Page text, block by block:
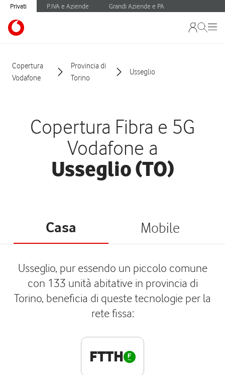
Privati P.IVA e Aziende Grandi Aziende e PA
Copertura
Vodafone
Provincia di
Torino
Usseglio
Copertura Fibra e 5G
Vodafone a
Usseglio (TO)
Casa Mobile
Usseglio, pur essendo un piccolo comune
con 133 unità abitative in provincia di
Torino, beneficia di queste tecnologie per la
rete fissa:
FTTH